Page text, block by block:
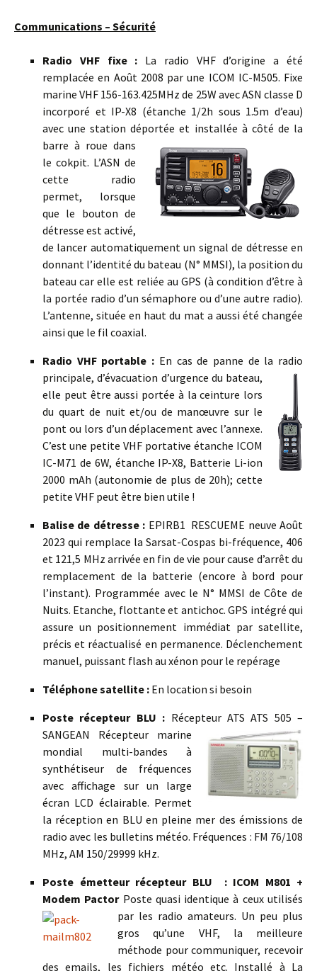
Communications – Sécurité
Radio VHF fixe : La radio VHF d’origine a été
remplacée en Août 2008 par une ICOM IC-M505. Fixe
marine VHF 156-163.425MHz de 25W avec ASN classe D
incorporé et IP-X8 (étanche 1/2h sous 1.5m d’eau)
avec une station déportée et installée à côté de la
barre à roue dans
le cokpit. L’ASN de
cette radio
permet, lorsque
que le bouton de
détresse est activé,
de lancer automatiquement un signal de détresse en
donnant l’identité du bateau (N° MMSI), la position du
bateau car elle est reliée au GPS (à condition d’être à
la portée radio d’un sémaphore ou d’une autre radio).
L’antenne, située en haut du mat a aussi été changée
ainsi que le fil coaxial.
Radio VHF portable : En cas de panne de la radio
principale, d’évacuation d’urgence du bateau,
elle peut être aussi portée à la ceinture lors
du quart de nuit et/ou de manœuvre sur le
pont ou lors d’un déplacement avec l’annexe.
C’est une petite VHF portative étanche ICOM
IC-M71 de 6W, étanche IP-X8, Batterie Li-ion
2000 mAh (autonomie de plus de 20h); cette
petite VHF peut être bien utile !
Balise de détresse : EPIRB1 RESCUEME neuve Août
2023 qui remplace la Sarsat-Cospas bi-fréquence, 406
et 121,5 MHz arrivée en fin de vie pour cause d’arrêt du
remplacement de la batterie (encore à bord pour
l’instant). Programmée avec le N° MMSI de Côte de
Nuits. Etanche, flottante et antichoc. GPS intégré qui
assure un positionnement immédiat par satellite,
précis et réactualisé en permanence. Déclenchement
manuel, puissant flash au xénon pour le repérage
Téléphone satellite : En location si besoin
Poste récepteur BLU : Récepteur ATS ATS 505 –
SANGEAN Récepteur marine
mondial multi-bandes à
synthétiseur de fréquences
avec affichage sur un large
écran LCD éclairable. Permet
la réception en BLU en pleine mer des émissions de
radio avec les bulletins météo. Fréquences : FM 76/108
MHz, AM 150/29999 kHz.
Poste émetteur récepteur BLU : ICOM M801 +
Modem Pactor Poste quasi identique à ceux utilisés
par les radio amateurs. Un peu plus
gros qu’une VHF, la meilleure
méthode pour communiquer, recevoir
des emails, les fichiers météo etc. Installé à La